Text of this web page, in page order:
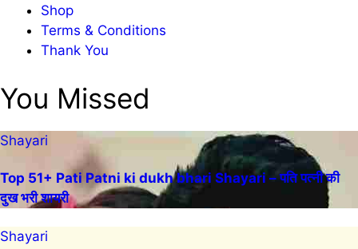
Shop
Terms & Conditions
Thank You
You Missed
Shayari
Top 51+ Pati Patni ki dukh bhari Shayari – पति पत्नी की
दुख भरी शायरी
Shayari